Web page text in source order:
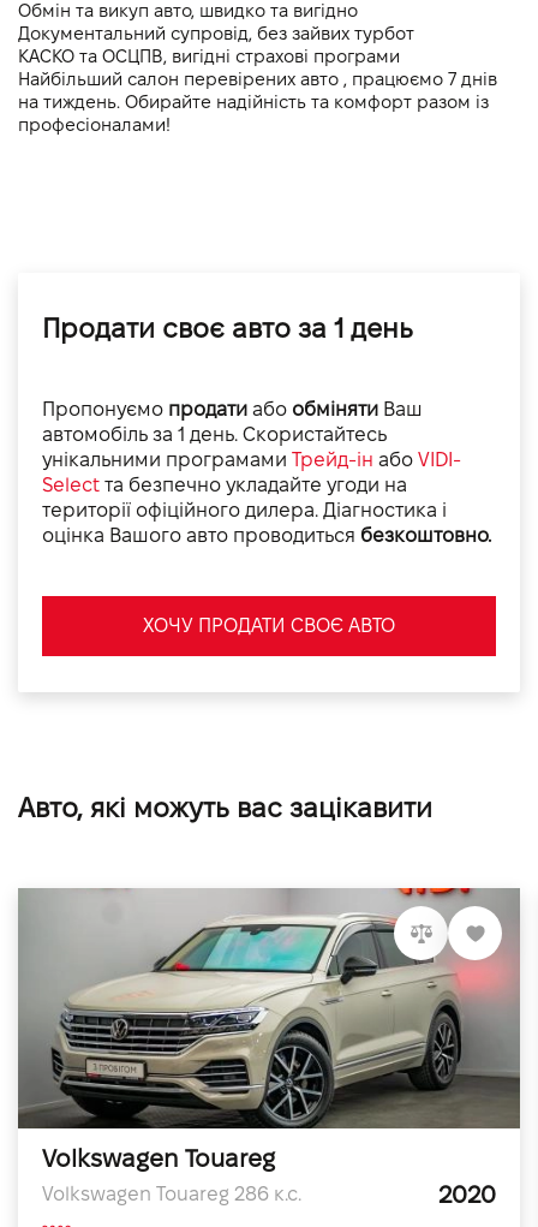
Обмін та викуп авто, швидко та вигідно
Документальний супровід, без зайвих турбот
КАСКО та ОСЦПВ, вигідні страхові програми
Найбільший салон перевірених авто , працюємо 7 днів
на тиждень. Обирайте надійність та комфорт разом із
професіоналами!
Продати своє авто за 1 день
Пропонуємо продати або обміняти Ваш
автомобіль за 1 день. Скористайтесь
унікальними програмами Трейд-ін або VIDI-
Select та безпечно укладайте угоди на
території офіційного дилера. Діагностика і
оцінка Вашого авто проводиться безкоштовно.
ХОЧУ ПРОДАТИ СВОЄ АВТО
Авто, які можуть вас зацікавити
Volkswagen Touareg
Volkswagen Touareg 286 к.с. 2020